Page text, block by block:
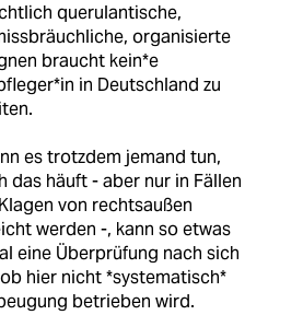
querulantische,
organisierte
braucht kein*e
in Deutschland zu
es trotzdem jemand tun,
das häuft - aber nur in Fällen
von rechtsaußen
werden -, kann so etwas
eine Überprüfung nach sich
hier nicht *systematisch*
betrieben wird.